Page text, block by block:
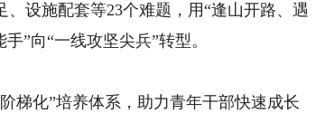
设施配套等23个难题，用“逢山开路、遇
”向“一线攻坚尖兵”转型。
化”培养体系，助力青年干部快速成长